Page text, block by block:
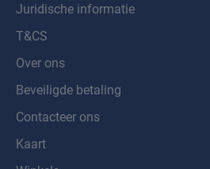
Juridische informatie
T&CS
Over ons
Beveiligde betaling
Contacteer ons
Kaart